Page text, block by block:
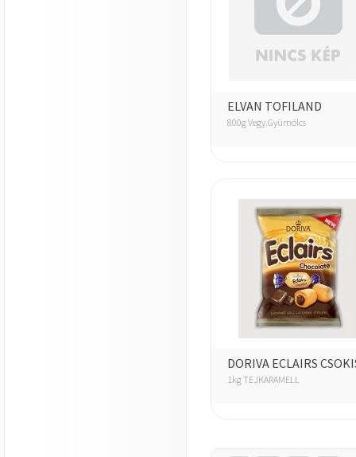
ELVAN TOFILAND
800g Vegy.Gyümölcs
DORIVA ECLAIRS
1kg TEJKARAMELL